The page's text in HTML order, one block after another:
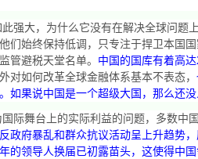
强大，为什么它没有在解决全球问题
们始终保持低调，只专注于捍卫本国
管避税天堂名单。 中国的国库有着高达
对如何改革全球金融体系基本不表态，
如果说中国是一个超级大国，那么还
际舞台上的实际利益的问题，多数中
政府暴乱和群众抗议活动呈上升趋势
的领导人换届已初露苗头，这使得中